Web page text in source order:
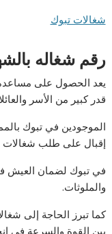
شغالات تبوك
رقم شغاله
يعد الحصول على مساعده
قدر كبير من الأسر
الموجودين في تبوك
إقبال على طلب شغالات
في تبوك لضمان العيش في
والملوثات.
كما تبرز الحاجة إلى
بين القوة والسرعة في